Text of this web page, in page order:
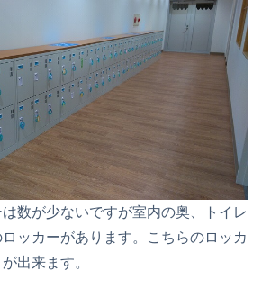
数が少ないですが室内の奥、トイレ
ッカーがあります。こちらのロッカ
出来ます。